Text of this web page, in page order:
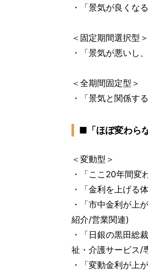
・「景気が良くな
＜固定期間選択型＞
・「景気が悪いし
＜全期間固定型＞
・「景気と関係す
■「ほぼ変わら
＜変動型＞
・「ここ20年間変
・「金利を上げる
・「市中金利が上
紹介/営業関連)
・「日銀の黒田総
祉・介護サービス/
・「変動金利が上